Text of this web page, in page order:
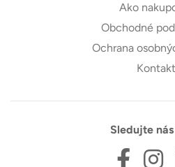
Ako
Obchodné
Ochrana
Kontakt
Sledujte